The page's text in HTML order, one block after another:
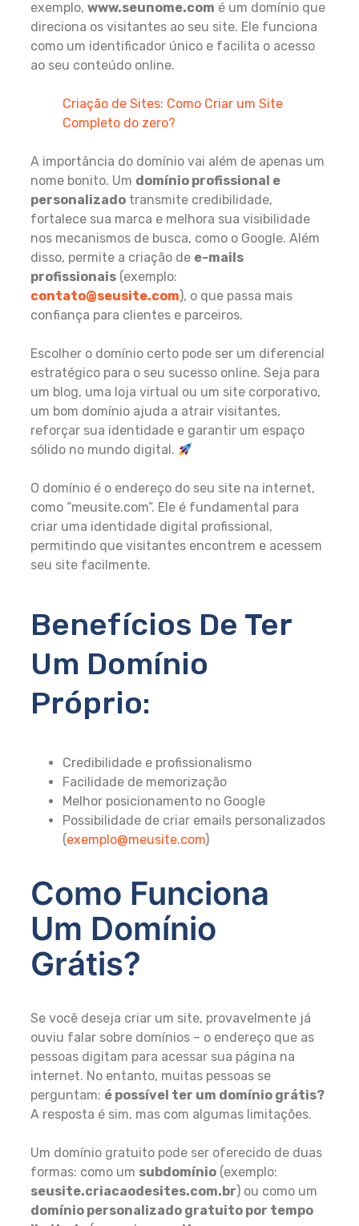
exemplo, www.seunome.com é um domínio que
direciona os visitantes ao seu site. Ele funciona
como um identificador único e facilita o acesso
ao seu conteúdo online.
Criação de Sites: Como Criar um Site
Completo do zero?
A importância do domínio vai além de apenas um
nome bonito. Um domínio profissional e
personalizado transmite credibilidade,
fortalece sua marca e melhora sua visibilidade
nos mecanismos de busca, como o Google. Além
disso, permite a criação de e-mails
profissionais (exemplo:
contato@seusite.com), o que passa mais
confiança para clientes e parceiros.
Escolher o domínio certo pode ser um diferencial
estratégico para o seu sucesso online. Seja para
um blog, uma loja virtual ou um site corporativo,
um bom domínio ajuda a atrair visitantes,
reforçar sua identidade e garantir um espaço
sólido no mundo digital.
O domínio é o endereço do seu site na internet,
como “meusite.com”. Ele é fundamental para
criar uma identidade digital profissional,
permitindo que visitantes encontrem e acessem
seu site facilmente.
Benefícios De Ter
Um Domínio
Próprio:
Credibilidade e profissionalismo
Facilidade de memorização
Melhor posicionamento no Google
Possibilidade de criar emails personalizados
(exemplo@meusite.com)
Como Funciona
Um Domínio
Grátis?
Se você deseja criar um site, provavelmente já
ouviu falar sobre domínios – o endereço que as
pessoas digitam para acessar sua página na
internet. No entanto, muitas pessoas se
perguntam: é possível ter um domínio grátis?
A resposta é sim, mas com algumas limitações.
Um domínio gratuito pode ser oferecido de duas
formas: como um subdomínio (exemplo:
seusite.criacaodesites.com.br) ou como um
domínio personalizado gratuito por tempo